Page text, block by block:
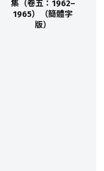
集（卷五：1962–
1965）（簡體字
版）